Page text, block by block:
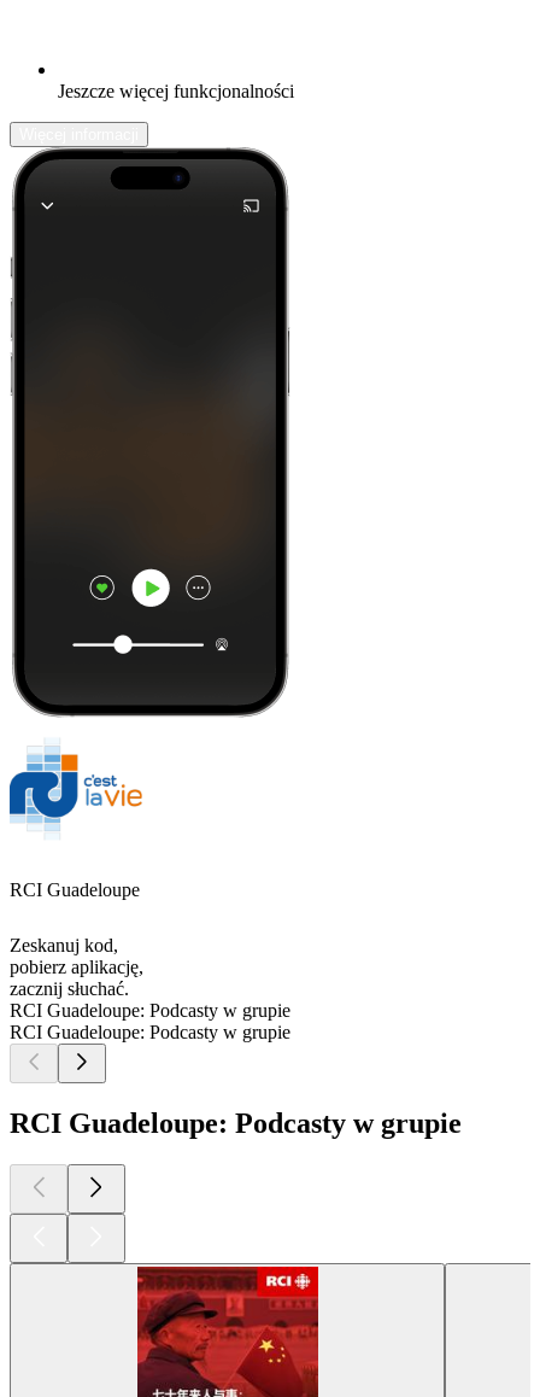
Jeszcze więcej funkcjonalności
RCI Guadeloupe
Zeskanuj kod,
pobierz aplikację,
zacznij słuchać.
RCI Guadeloupe: Podcasty w grupie
RCI Guadeloupe: Podcasty w grupie
RCI Guadeloupe: Podcasty w grupie